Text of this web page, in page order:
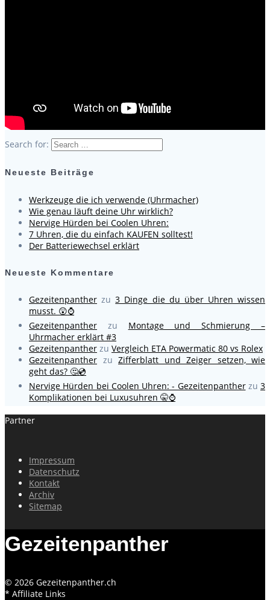
Search for:
Neueste Beiträge
Werkzeuge die ich verwende (Uhrmacher)
Wie genau läuft deine Uhr wirklich?
Nervige Hürden bei Coolen Uhren:
7 Uhren, die du einfach KAUFEN solltest!
Der Batteriewechsel erklärt
Neueste Kommentare
Gezeitenpanther zu3 Dinge die du über Uhren wissen
musst. 😲⌚
Gezeitenpanther zu Montage und Schmierung –
Uhrmacher erklärt #3
Gezeitenpanther zu Vergleich ETA Powermatic 80 vs Rolex
Gezeitenpanther zu Zifferblatt und Zeiger setzen, wie
geht das? 🤔💿
Nervige Hürden bei Coolen Uhren: - Gezeitenpantherzu 3
Komplikationen bei Luxusuhren 🤫⌚
Partner
Impressum
Datenschutz
Kontakt
Archiv
Sitemap
Gezeitenpanther
© 2026 Gezeitenpanther.ch
* Affiliate Links